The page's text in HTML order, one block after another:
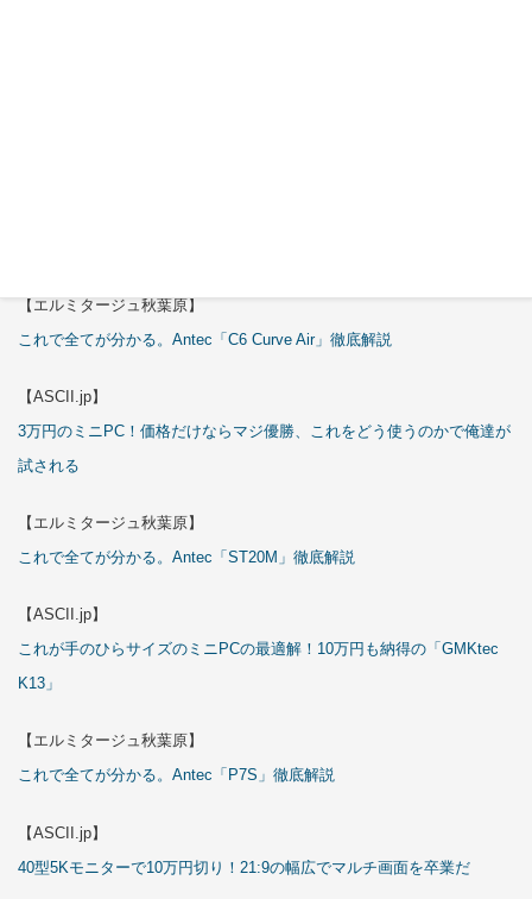
【エルミタージュ秋葉原】
これで全てが分かる。Antec「C6 Curve Air」徹底解説
【ASCII.jp】
3万円のミニPC！価格だけならマジ優勝、これをどう使うのかで俺達が
試される
【エルミタージュ秋葉原】
これで全てが分かる。Antec「ST20M」徹底解説
【ASCII.jp】
これが手のひらサイズのミニPCの最適解！10万円も納得の「GMKtec
K13」
【エルミタージュ秋葉原】
これで全てが分かる。Antec「P7S」徹底解説
【ASCII.jp】
40型5Kモニターで10万円切り！21:9の幅広でマルチ画面を卒業だ